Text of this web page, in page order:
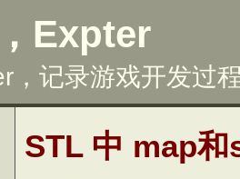
Expter
，记录游戏开发过
STL 中 map和